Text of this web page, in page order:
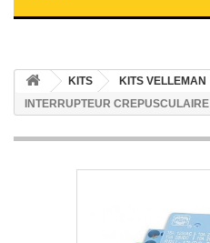
KITS KITS VELLEMAN
INTERRUPTEUR CREPUSCULAIRE